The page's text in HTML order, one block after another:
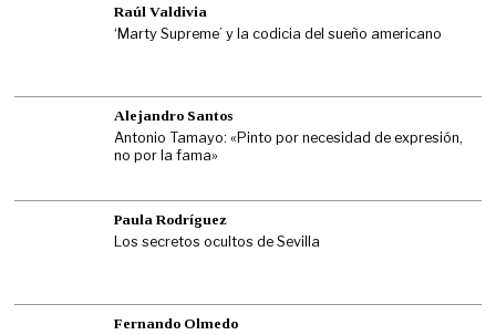
Raúl Valdivia
‘Marty Supreme’ y la codicia del sueño americano
Alejandro Santos
Antonio Tamayo: «Pinto por necesidad de expresión,
no por la fama»
Paula Rodríguez
Los secretos ocultos de Sevilla
Fernando Olmedo